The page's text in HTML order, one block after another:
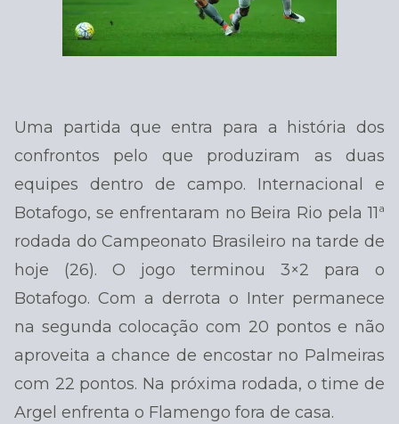
Uma partida que entra para a história dos
confrontos pelo que produziram as duas
equipes dentro de campo. Internacional e
Botafogo, se enfrentaram no Beira Rio pela 11ª
rodada do Campeonato Brasileiro na tarde de
hoje (26). O jogo terminou 3×2 para o
Botafogo. Com a derrota o Inter permanece
na segunda colocação com 20 pontos e não
aproveita a chance de encostar no Palmeiras
com 22 pontos. Na próxima rodada, o time de
Argel enfrenta o Flamengo fora de casa.